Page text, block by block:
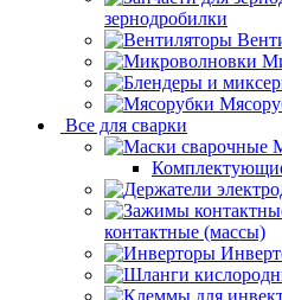
зернодробилки
Все для сварки
контактные (массы)